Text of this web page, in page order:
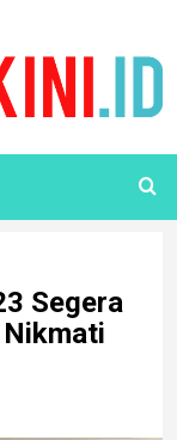
Segera